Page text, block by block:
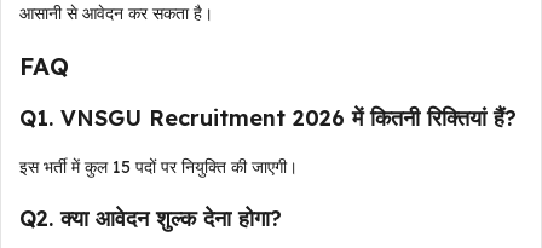
आसानी से आवेदन कर सकता है।
FAQ
Q1. VNSGU Recruitment 2026 में कितनी रिक्तियां हैं?
इस भर्ती में कुल 15 पदों पर नियुक्ति की जाएगी।
Q2. क्या आवेदन शुल्क देना होगा?